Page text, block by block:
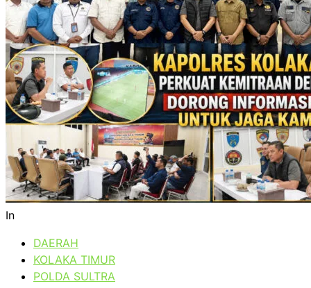
In
DAERAH
KOLAKA TIMUR
POLDA SULTRA